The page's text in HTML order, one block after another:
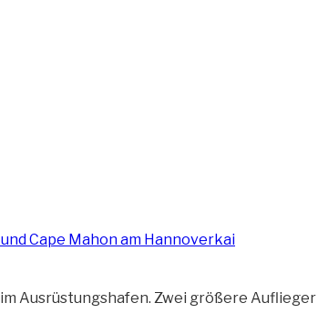
im Ausrüstungshafen. Zwei größere Auflieger